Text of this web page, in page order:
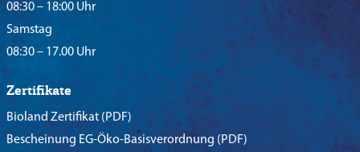
08:30 – 18:00 Uhr
Samstag
08:30 – 17.00 Uhr
Zertifikate
Bioland Zertifikat (PDF)
Bescheinung EG-Öko-Basisverordnung (PDF)